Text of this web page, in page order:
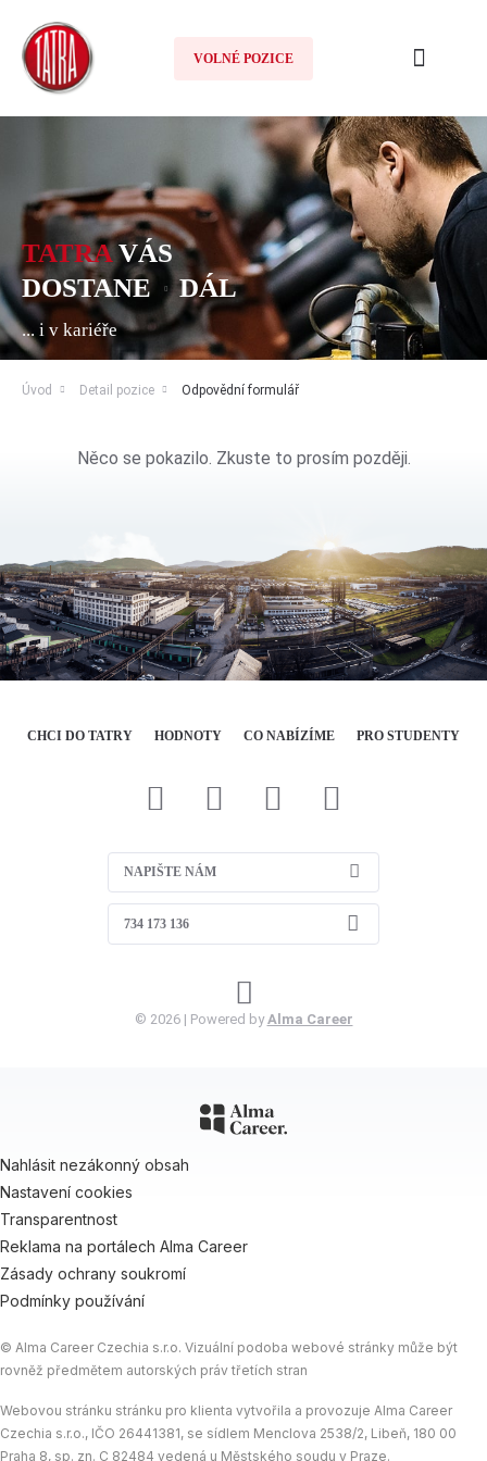
VOLNÉ POZICE
TATRAVÁS
DOSTANE
DÁL
... i v kariéře
Úvod Detail pozice Odpovědní formulář
Něco se pokazilo. Zkuste to prosím později.
CHCI DO TATRY HODNOTY CO NABÍZÍME PRO STUDENTY
NAPIŠTE NÁM
734 173 136
© 2026 | Powered byAlma Career
Nahlásit nezákonný obsah
Nastavení cookies
Transparentnost
Reklama na portálech Alma Career
Zásady ochrany soukromí
Podmínky používání
© Alma Career Czechia s.r.o. Vizuální podoba webové stránky může být
rovněž předmětem autorských práv třetích stran
Webovou stránku stránku pro klienta vytvořila a provozuje Alma Career
Czechia s.r.o., IČO 26441381, se sídlem Menclova 2538/2, Libeň, 180 00
Praha 8, sp. zn. C 82484 vedená u Městského soudu v Praze.